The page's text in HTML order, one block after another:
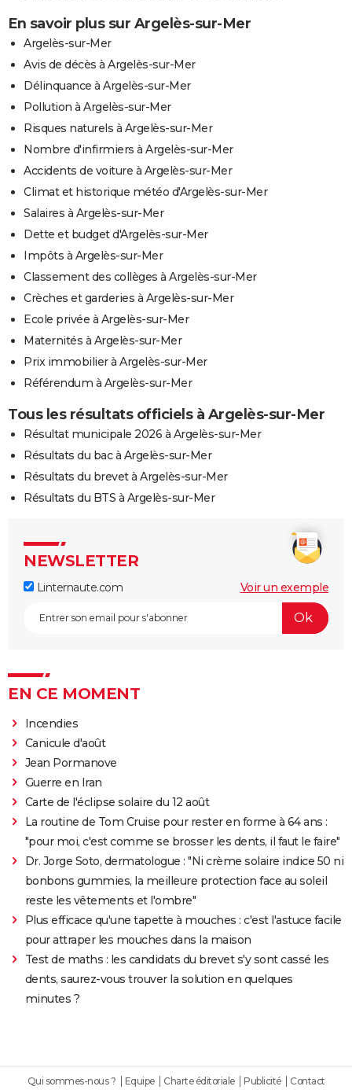
En savoir plus sur Argelès-sur-Mer
Argelès-sur-Mer
Avis de décès à Argelès-sur-Mer
Délinquance à Argelès-sur-Mer
Pollution à Argelès-sur-Mer
Risques naturels à Argelès-sur-Mer
Nombre d'infirmiers à Argelès-sur-Mer
Accidents de voiture à Argelès-sur-Mer
Climat et historique météo d'Argelès-sur-Mer
Salaires à Argelès-sur-Mer
Dette et budget d'Argelès-sur-Mer
Impôts à Argelès-sur-Mer
Classement des collèges à Argelès-sur-Mer
Crèches et garderies à Argelès-sur-Mer
Ecole privée à Argelès-sur-Mer
Maternités à Argelès-sur-Mer
Prix immobilier à Argelès-sur-Mer
Référendum à Argelès-sur-Mer
Tous les résultats officiels à Argelès-sur-Mer
Résultat municipale 2026 à Argelès-sur-Mer
Résultats du bac à Argelès-sur-Mer
Résultats du brevet à Argelès-sur-Mer
Résultats du BTS à Argelès-sur-Mer
NEWSLETTER
Linternaute.com Voir un exemple
EN CE MOMENT
Incendies
Canicule d'août
Jean Pormanove
Guerre en Iran
Carte de l'éclipse solaire du 12 août
La routine de Tom Cruise pour rester en forme à 64 ans :
"pour moi, c'est comme se brosser les dents, il faut le faire"
Dr. Jorge Soto, dermatologue : "Ni crème solaire indice 50 ni
bonbons gummies, la meilleure protection face au soleil
reste les vêtements et l'ombre"
Plus efficace qu'une tapette à mouches : c'est l'astuce facile
pour attraper les mouches dans la maison
Test de maths : les candidats du brevet s'y sont cassé les
dents, saurez-vous trouver la solution en quelques
minutes ?
Qui sommes-nous ? Equipe Charte éditoriale Publicité
Contact